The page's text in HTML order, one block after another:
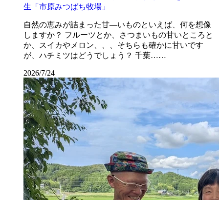
生「市原みつばち牧場」
自然の恵みが詰まった甘―いものといえば、何を想像
しますか？ フルーツとか、さつまいもの甘いところと
か、スイカやメロン、、、そちらも確かに甘いです
が、ハチミツはどうでしょう？ 千葉……
2026/7/24